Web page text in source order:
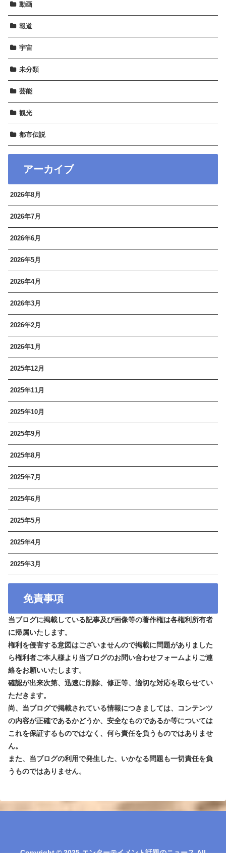
動画
報道
宇宙
未分類
芸能
観光
都市伝説
アーカイブ
2026年8月
2026年7月
2026年6月
2026年5月
2026年4月
2026年3月
2026年2月
2026年1月
2025年12月
2025年11月
2025年10月
2025年9月
2025年8月
2025年7月
2025年6月
2025年5月
2025年4月
2025年3月
免責事項
当ブログに掲載している記事及び画像等の著作権は各権利所有者
に帰属いたします。
権利を侵害する意図はございませんので掲載に問題がありました
ら権利者ご本人様より当ブログのお問い合わせフォームよりご連
絡をお願いいたします。
確認が出来次第、迅速に削除、修正等、適切な対応を取らせてい
ただきます。
尚、当ブログで掲載されている情報につきましては、コンテンツ
の内容が正確であるかどうか、安全なものであるか等については
これを保証するものではなく、何ら責任を負うものではありませ
ん。
また、当ブログの利用で発生した、いかなる問題も一切責任を負
うものではありません。